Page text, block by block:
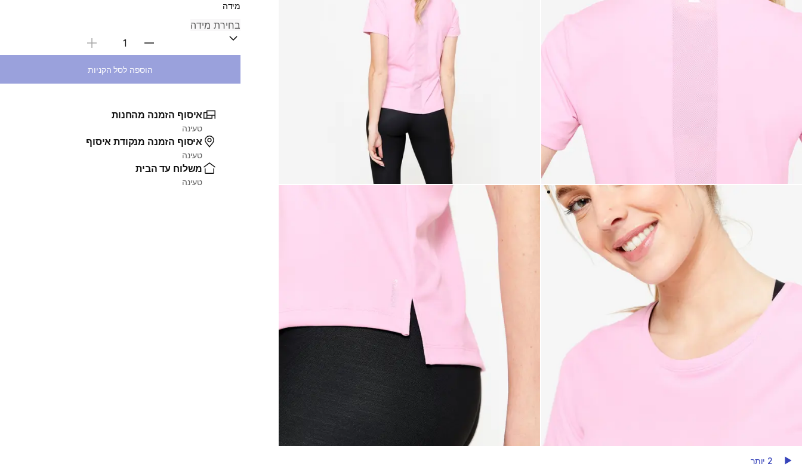
Play Video
2 יותר
מידה
בחירת כמות
הוספה לסל הקניות
איסוף הזמנה מהחנות
טעינה
איסוף הזמנה מנקודת איסוף
טעינה
משלוח עד הבית
טעינה